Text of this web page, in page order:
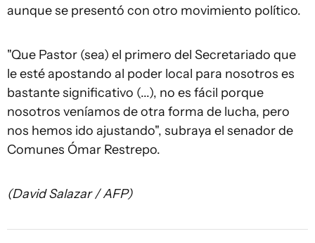
aunque se presentó con otro movimiento político.
"Que Pastor (sea) el primero del Secretariado que
le esté apostando al poder local para nosotros es
bastante significativo (...), no es fácil porque
nosotros veníamos de otra forma de lucha, pero
nos hemos ido ajustando", subraya el senador de
Comunes Ómar Restrepo.
(David Salazar / AFP)